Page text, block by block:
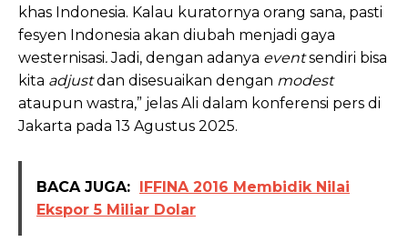
khas Indonesia. Kalau kuratornya orang sana, pasti
fesyen Indonesia akan diubah menjadi gaya
westernisasi.Jadi, dengan adanya eventsendiri bisa
kita adjustdan disesuaikan dengan modest
ataupun wastra,” jelas Ali dalam konferensi pers di
Jakarta pada 13 Agustus 2025.
BACA JUGA:
IFFINA 2016 Membidik Nilai
Ekspor 5 Miliar Dolar